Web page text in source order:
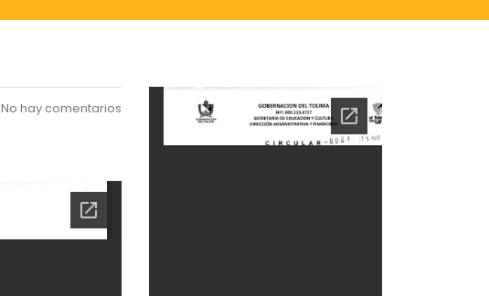
No hay comentarios